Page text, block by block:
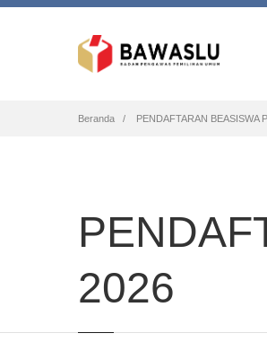
Beranda PENDAFTARAN BEASISWA
2026